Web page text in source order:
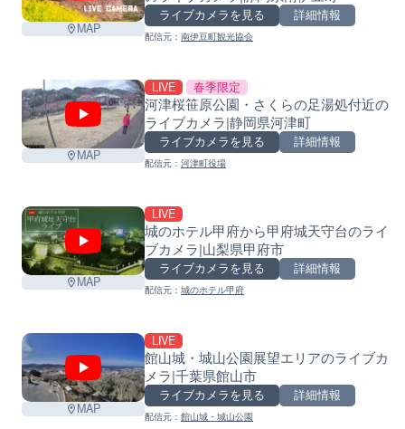
MAP
ライブカメラを見る 詳細情報
配信元： 南伊豆町観光協会
MAP
LIVE 春季限定
河津桜笹原公園・さくらの足湯処付近の
ライブカメラ|静岡県河津町
ライブカメラを見る 詳細情報
配信元： 河津町役場
MAP
LIVE
城のホテル甲府から甲府城天守台のライ
ブカメラ|山梨県甲府市
ライブカメラを見る 詳細情報
配信元： 城のホテル甲府
MAP
LIVE
館山城・城山公園展望エリアのライブカ
メラ|千葉県館山市
ライブカメラを見る 詳細情報
配信元： 館山城・城山公園